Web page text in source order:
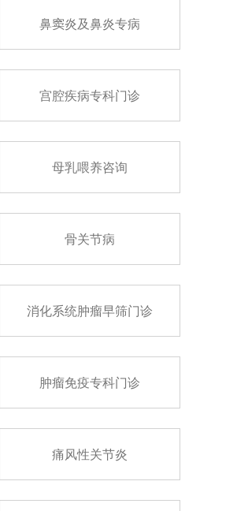
鼻窦炎及鼻炎专病
宫腔疾病专科门诊
母乳喂养咨询
骨关节病
消化系统肿瘤早筛门诊
肿瘤免疫专科门诊
痛风性关节炎